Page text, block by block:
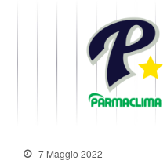
7 Maggio 2022